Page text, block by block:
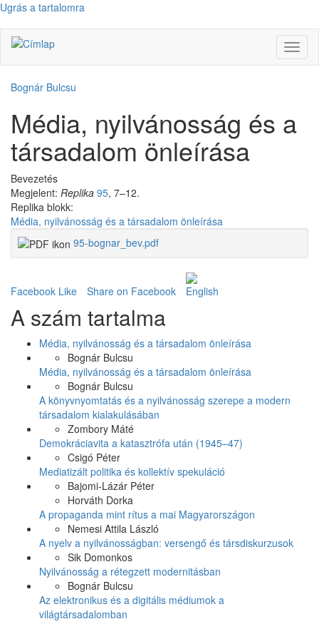
Ugrás a tartalomra
Bognár Bulcsu
Média, nyilvánosság és a
társadalom önleírása
Bevezetés
Megjelent: Replika 95, 7–12.
Replika blokk:
Média, nyilvánosság és a társadalom önleírása
95-bognar_bev.pdf
Facebook Like Share on Facebook
A szám tartalma
Média, nyilvánosság és a társadalom önleírása
Bognár Bulcsu
Média, nyilvánosság és a társadalom önleírása
Bognár Bulcsu
A könyvnyomtatás és a nyilvánosság szerepe a modern
társadalom kialakulásában
Zombory Máté
Demokráciavita a katasztrófa után (1945–47)
Csigó Péter
Mediatizált politika és kollektív spekuláció
Bajomi-Lázár Péter
Horváth Dorka
A propaganda mint rítus a mai Magyarországon
Nemesi Attila László
A nyelv a nyilvánosságban: versengő és társdiskurzusok
Sik Domonkos
Nyilvánosság a rétegzett modernitásban
Bognár Bulcsu
Az elektronikus és a digitális médiumok a
világtársadalomban